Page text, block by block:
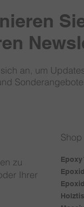
an, um
zu
Ihrer
Shop